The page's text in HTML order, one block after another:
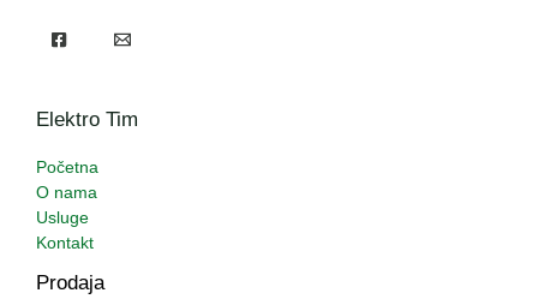
Elektro Tim
Početna
O nama
Usluge
Kontakt
Prodaja